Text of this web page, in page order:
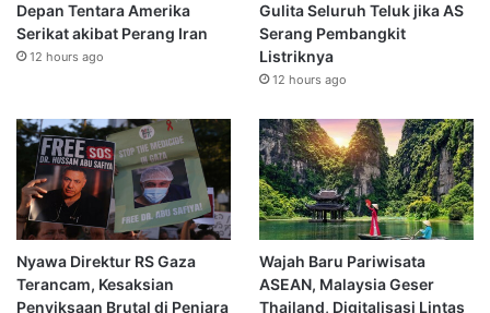
Depan Tentara Amerika
Serikat akibat Perang Iran
12 hours ago
Gulita Seluruh Teluk jika AS
Serang Pembangkit
Listriknya
12 hours ago
Nyawa Direktur RS Gaza
Terancam, Kesaksian
Penyiksaan Brutal di Penjara
Wajah Baru Pariwisata
ASEAN, Malaysia Geser
Thailand, Digitalisasi Lintas